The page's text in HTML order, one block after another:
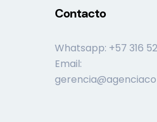
Contacto
Whatsapp: +57 316
Email: